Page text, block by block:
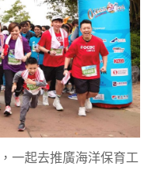
一起去推廣海洋保育工